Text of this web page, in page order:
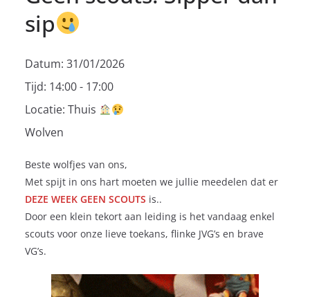
sip
Datum: 31/01/2026
Tijd: 14:00 - 17:00
Locatie: Thuis
Wolven
Beste wolfjes van ons,
Met spijt in ons hart moeten we jullie meedelen dat er
DEZE WEEK GEEN SCOUTS is..
Door een klein tekort aan leiding is het vandaag enkel
scouts voor onze lieve toekans, flinke JVG’s en brave
VG’s.